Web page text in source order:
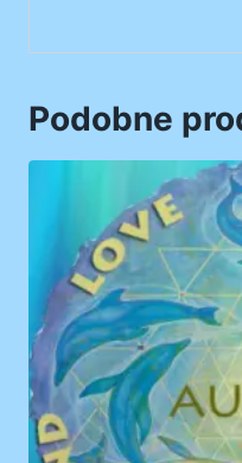
Podobne